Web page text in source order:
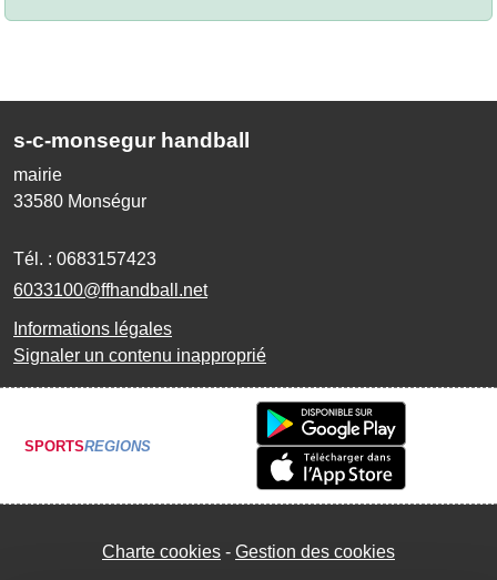
s-c-monsegur handball
mairie
33580 Monségur
Tél. : 0683157423
6033100@ffhandball.net
Informations légales
Signaler un contenu inapproprié
SPORTSREGIONS
Charte cookies Gestion des cookies